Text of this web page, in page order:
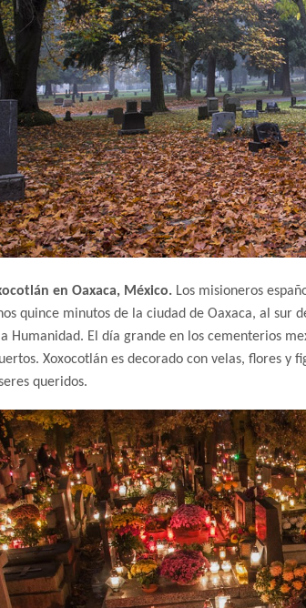
en Oaxaca, México. Los misioneros
quince minutos de la ciudad de Oaxaca, al sur
Humanidad. El día grande en los cementerios
Xoxocotlán es decorado con velas, flores y
queridos.